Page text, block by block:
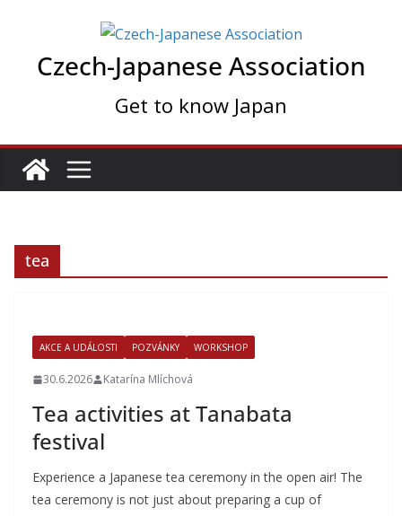
contentCzech-Japanese Association
Get to know Japan
tea
AKCE A UDÁLOSTI POZVÁNKY WORKSHOP
30.6.2026 Katarína Mlíchová
Tea activities at Tanabata
festival
Experience a Japanese tea ceremony in the open air! The
tea ceremony is not just about preparing a cup of